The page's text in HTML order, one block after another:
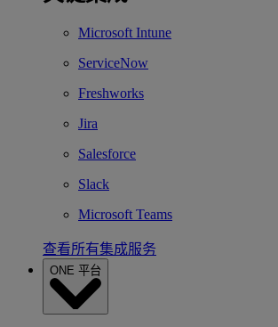
Microsoft Intune
ServiceNow
Freshworks
Jira
Salesforce
Slack
Microsoft Teams
查看所有集成服务
ONE 平台